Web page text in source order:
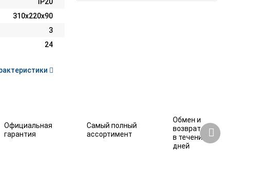
310х220х90
3
24
Официальная
гарантия
Самый полный
ассортимент
Обмен и
возврат
в течение 7
дней